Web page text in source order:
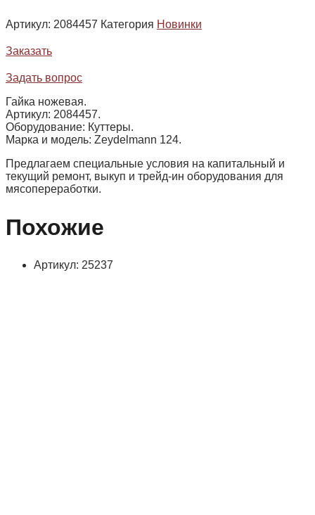
Артикул: 2084457 Категория Новинки
Заказать
Задать вопрос
Гайка ножевая.
Артикул: 2084457.
Оборудование: Куттеры.
Марка и модель: Zeydelmann 124.
Предлагаем специальные условия на капитальный и
текущий ремонт, выкуп и трейд-ин оборудования для
мясопереработки.
Похожие
Артикул: 25237